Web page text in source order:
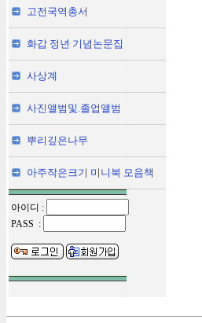
고전국역총서
화갑 정년 기념논문집
사상계
사진앨범및.졸업앨범
뿌리깊은나무
아주작은크기 미니북 모음책
아이디 :
PASS :